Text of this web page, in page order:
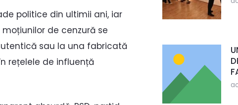
politice din ultimii ani, iar
de cenzură se
sau la una fabricată
rețelele de influență